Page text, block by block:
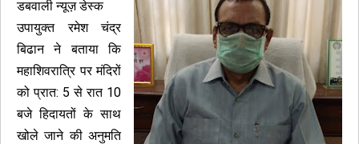
डबवाली न्यूज़ डेस्क
उपायुक्त रमेश चंद्र
बिढान ने बताया कि
महाशिवरात्रि पर मंदिरों
को प्रात: 5 से रात 10
बजे हिदायतों के साथ
खोले जाने की अनुमति